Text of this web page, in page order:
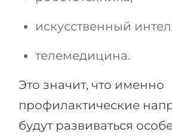
искусственный
телемедицина.
Это значит, что именно
профилактические
будут развиваться